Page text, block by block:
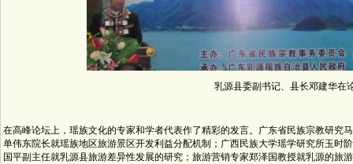
乳源县委副书记、县长邓建华在
在高峰论坛上，瑶族文化的专家和学者代表作了精彩的发言。广东省民族宗教研究
单伟东院长就瑶族地区旅游景区开发利益分配机制；广西民族大学瑶学研究所玉时
国平副主任就乳源县旅游差异性发展的研究；旅游营销专家郑泽国教授就乳源的旅